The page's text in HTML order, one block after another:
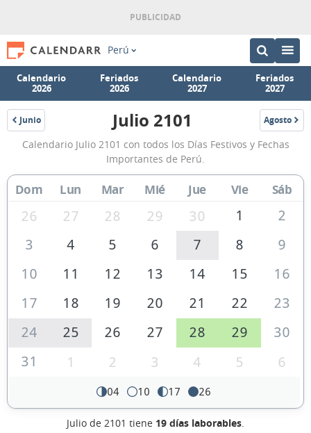
Perú
Calendario
2026
Feriados
2026
Calendario
2027
Feriados
2027
Junio
2101
Calendario
Julio
2101
de
Perú
Julio 2101 Agosto
2101
Calendario Julio 2101 con todos los Días Festivos y Fechas
Importantes de Perú.
Dom Lun Mar Mié Jue Vie Sáb
26 27 28 29 30 1
2
3
4 5 6 7 8
9
10
11 12 13 14 15
16
17
18 19 20 21 22
23
24
25 26 27 28 29
30
31
1 2 3 4 5 6
04 10 17 26
Julio de 2101 tiene 19 días laborables.